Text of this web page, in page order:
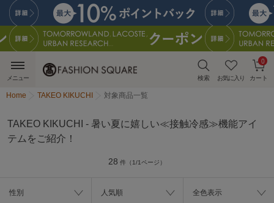
検索 お気に入り カート
0
メニュー
Home TAKEO KIKUCHI 対象商品一覧
TAKEO KIKUCHI - 暑い夏に嬉しい≪接触冷感≫機能アイ
テムをご紹介！
28 件（1/1ページ）
性別 人気順 全色表示